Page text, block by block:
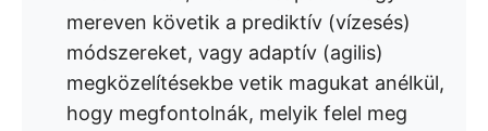
mereven követik a prediktív (vízesés)
módszereket, vagy adaptív (agilis)
megközelítésekbe vetik magukat anélkül,
hogy megfontolnák, melyik felel meg